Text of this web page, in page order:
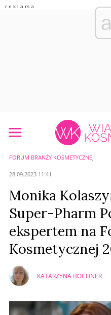
FORUM BRANŻY KOSMETYCZNEJ
28.09.2023 11:41
Monika
Super-Pharm
ekspertem na
Kosmetycznej
KATARZYNA BOCHNER